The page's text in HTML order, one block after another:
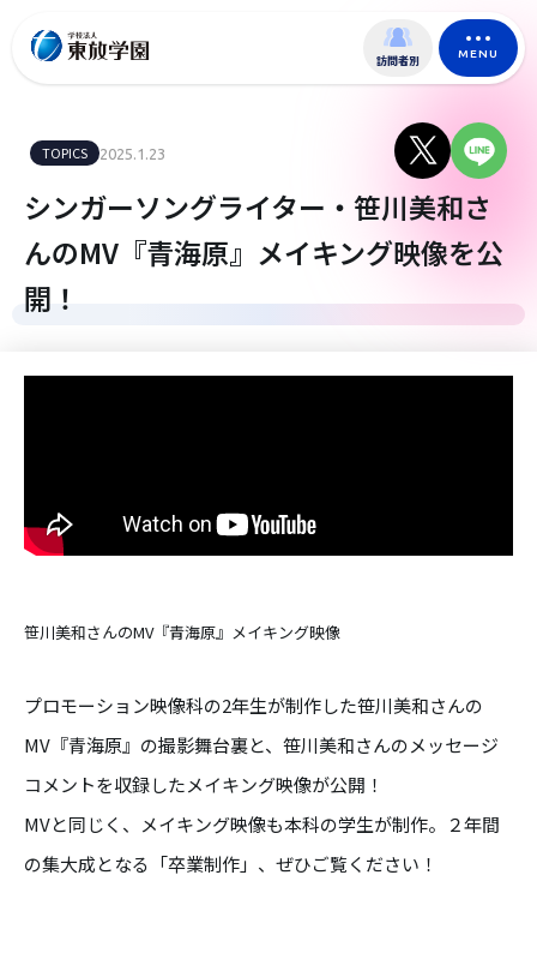
訪問者別 MENU
TOPICS 2025.1.23
シンガーソングライター・笹川美和さ
んのMV『青海原』メイキング映像を公
開！
笹川美和さんのMV『青海原』メイキング映像
プロモーション映像科の2年生が制作した笹川美和さんの
MV『青海原』の撮影舞台裏と、笹川美和さんのメッセージ
コメントを収録したメイキング映像が公開！
MVと同じく、メイキング映像も本科の学生が制作。２年間
の集大成となる「卒業制作」、ぜひご覧ください！